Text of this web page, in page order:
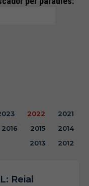
2022
2021
2016 2015
2014
2013
2012
Reial